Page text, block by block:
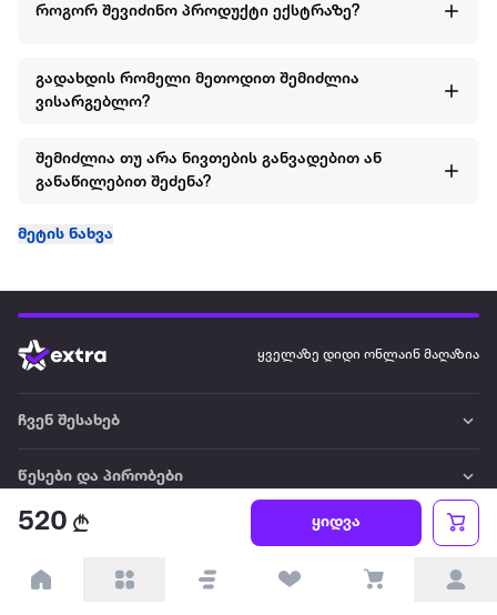
520 ყიდვა
როგორ შევიძინო პროდუქტი ექსტრაზე?
გადახდის რომელი მეთოდით შემიძლია
ვისარგებლო?
შემიძლია თუ არა ნივთების განვადებით ან
განაწილებით შეძენა?
მეტის ნახვა
ყველაზე დიდი ონლაინ მაღაზია
ჩვენ შესახებ
წესები და პირობები
პარტნიორებისთვის
ტრენდული